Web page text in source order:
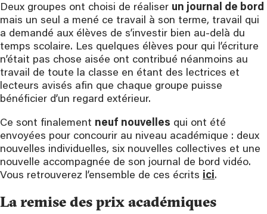
Deux groupes ont choisi de réaliser un journal de bord
mais un seul a mené ce travail à son terme, travail qui
a demandé aux élèves de s’investir bien au-delà du
temps scolaire. Les quelques élèves pour qui l’écriture
n’était pas chose aisée ont contribué néanmoins au
travail de toute la classe en étant des lectrices et
lecteurs avisés afin que chaque groupe puisse
bénéficier d’un regard extérieur.
Ce sont finalement neuf nouvelles qui ont été
envoyées pour concourir au niveau académique : deux
nouvelles individuelles, six nouvelles collectives et une
nouvelle accompagnée de son journal de bord vidéo.
Vous retrouverez l’ensemble de ces écrits ici.
La remise des prix académiques